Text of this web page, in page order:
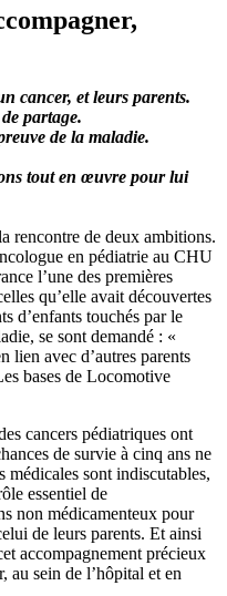
cancer, et leurs parents.
partage.
de la maladie.
tout en œuvre pour lui
rencontre de deux ambitions.
en pédiatrie au CHU
l’une des premières
qu’elle avait découvertes
d’enfants touchés par le
se sont demandé : «
lien avec d’autres parents
bases de Locomotive
cancers pédiatriques ont
de survie à cinq ans ne
médicales sont indiscutables,
essentiel de
non médicamenteux pour
de leurs parents. Et ainsi
accompagnement précieux
au sein de l’hôpital et en